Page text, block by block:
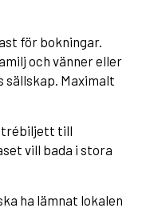
för bokningar.
och vänner eller
sällskap. Maximalt
till
vill bada i stora
ha lämnat lokalen